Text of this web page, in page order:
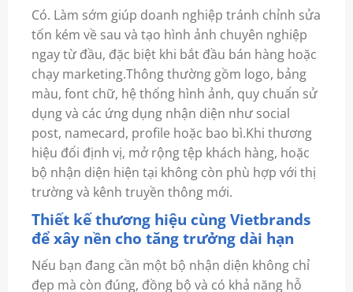
Có. Làm sớm giúp doanh nghiệp tránh chỉnh sửa
tốn kém về sau và tạo hình ảnh chuyên nghiệp
ngay từ đầu, đặc biệt khi bắt đầu bán hàng hoặc
chạy marketing.Thông thường gồm logo, bảng
màu, font chữ, hệ thống hình ảnh, quy chuẩn sử
dụng và các ứng dụng nhận diện như social
post, namecard, profile hoặc bao bì.Khi thương
hiệu đổi định vị, mở rộng tệp khách hàng, hoặc
bộ nhận diện hiện tại không còn phù hợp với thị
trường và kênh truyền thông mới.
Thiết kế thương hiệu cùng Vietbrands
để xây nền cho tăng trưởng dài hạn
Nếu bạn đang cần một bộ nhận diện không chỉ
đẹp mà còn đúng, đồng bộ và có khả năng hỗ